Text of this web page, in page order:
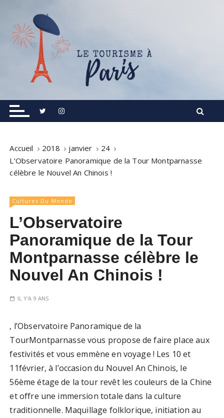
Le Tourisme à Paris
Informations touristiques, visites, excursions.
Accueil 2018 janvier
24
L’Observatoire Panoramique de la Tour Montparnasse
célèbre le Nouvel An Chinois !
Cultures Du Monde
L’Observatoire
Panoramique de la Tour
Montparnasse célèbre le
Nouvel An Chinois !
IL Y'A 9 ANS
, l’Observatoire Panoramique de la
TourMontparnasse vous propose de faire place aux
festivités et vous emmène en voyage ! Les 10 et
11février, à l’occasion du Nouvel An Chinois, le
56ème étage de la tour revêt les couleurs de la Chine
et offre une immersion totale dans la culture
traditionnelle. Maquillage folklorique, initiation au